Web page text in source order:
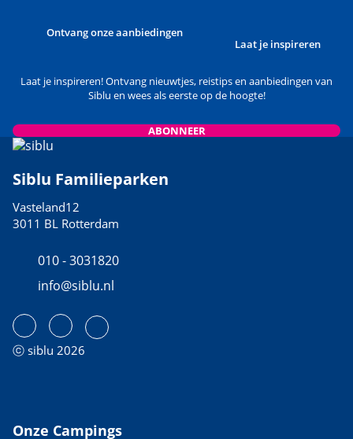
Ontvang onze aanbiedingen
Laat je inspireren
Laat je inspireren! Ontvang nieuwtjes, reistips en aanbiedingen van
Siblu en wees als eerste op de hoogte!
ABONNEER
Siblu Familieparken
Vasteland12
3011 BL Rotterdam
010 - 3031820
info@siblu.nl
ⓒ siblu 2026
Onze Campings